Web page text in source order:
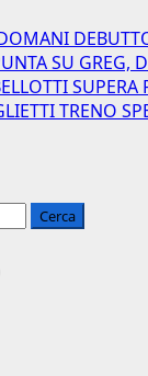
SU GREG,
TRENO